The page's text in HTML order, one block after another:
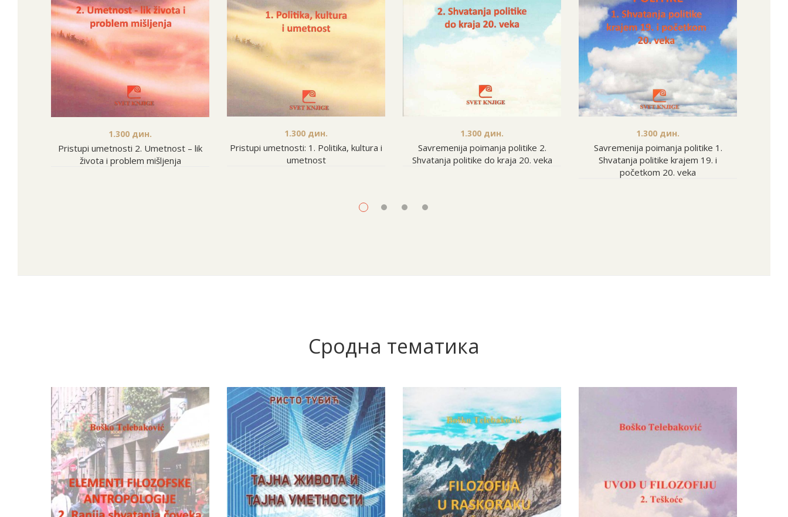
Pristupi umetnosti 2. Umetnost – lik
života i problem mišljenja
1.300 дин.
Pristupi umetnosti: 1. Politika, kultura i
umetnost
1.300 дин.
Savremenija poimanja politike 2.
Shvatanja politike do kraja 20. veka
1.300 дин.
Savremenija poimanja politike 1.
Shvatanja politike krajem 19. i
početkom 20. veka
1.300 дин.
Сродна тематика